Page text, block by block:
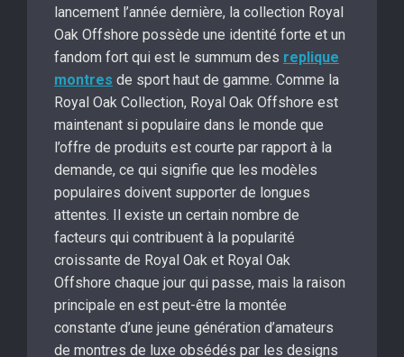
lancement l’année dernière, la collection Royal
Oak Offshore possède une identité forte et un
fandom fort qui est le summum des replique
montres de sport haut de gamme. Comme la
Royal Oak Collection, Royal Oak Offshore est
maintenant si populaire dans le monde que
l’offre de produits est courte par rapport à la
demande, ce qui signifie que les modèles
populaires doivent supporter de longues
attentes. Il existe un certain nombre de
facteurs qui contribuent à la popularité
croissante de Royal Oak et Royal Oak
Offshore chaque jour qui passe, mais la raison
principale en est peut-être la montée
constante d’une jeune génération d’amateurs
de montres de luxe obsédés par les designs